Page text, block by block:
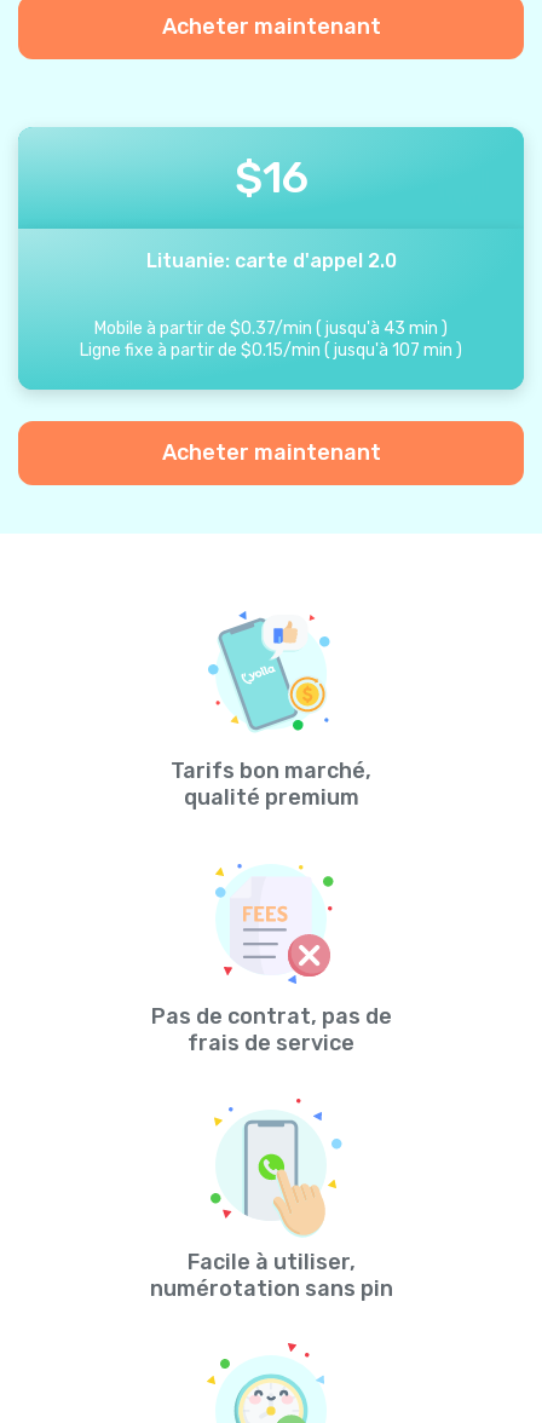
Acheter maintenant
$16
Lituanie: carte d'appel 2.0
Mobile à partir de $0.37/min ( jusqu'à 43 min )
Ligne fixe à partir de $0.15/min ( jusqu'à 107 min )
Acheter maintenant
Tarifs bon marché,
qualité premium
Pas de contrat, pas de
frais de service
Facile à utiliser,
numérotation sans pin